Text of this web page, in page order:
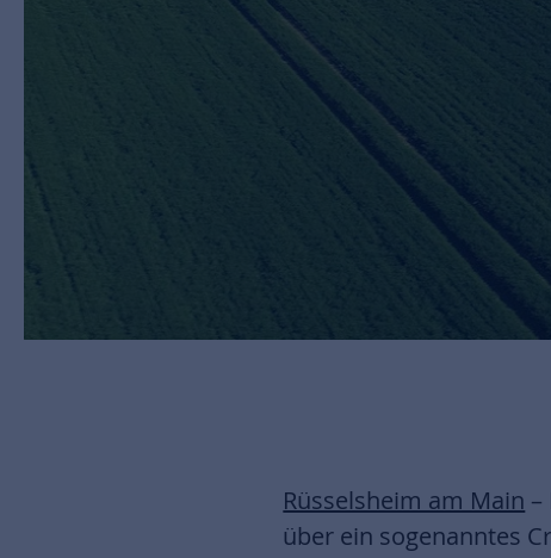
Rüsselsheim am Main
über ein sogenanntes